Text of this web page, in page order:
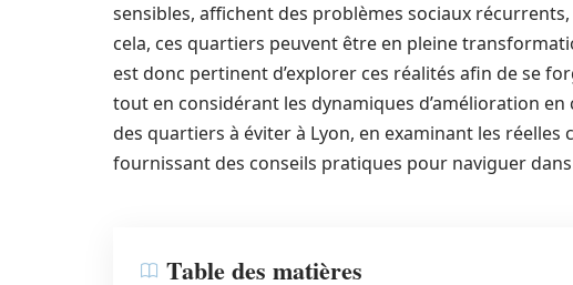
sensibles, affichent des problèmes sociaux récurrents,
cela, ces quartiers peuvent être en pleine
est donc pertinent d’explorer ces réalités afin de se
tout en considérant les dynamiques d’amélioration
des quartiers à éviter à Lyon, en examinant les réelles
fournissant des conseils pratiques pour naviguer
Table des matières